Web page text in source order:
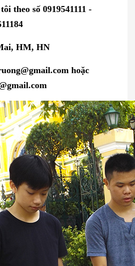
theo số 0919541111 -
HM, HN
hoặc